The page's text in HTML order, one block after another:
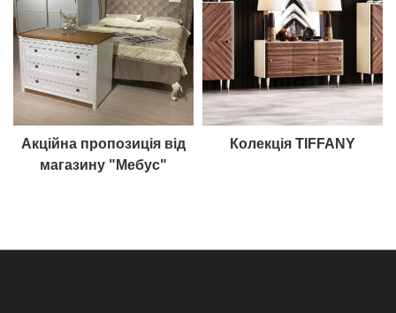
Акційна пропозиція від
магазину "Мебус"
Колекція TIFFANY